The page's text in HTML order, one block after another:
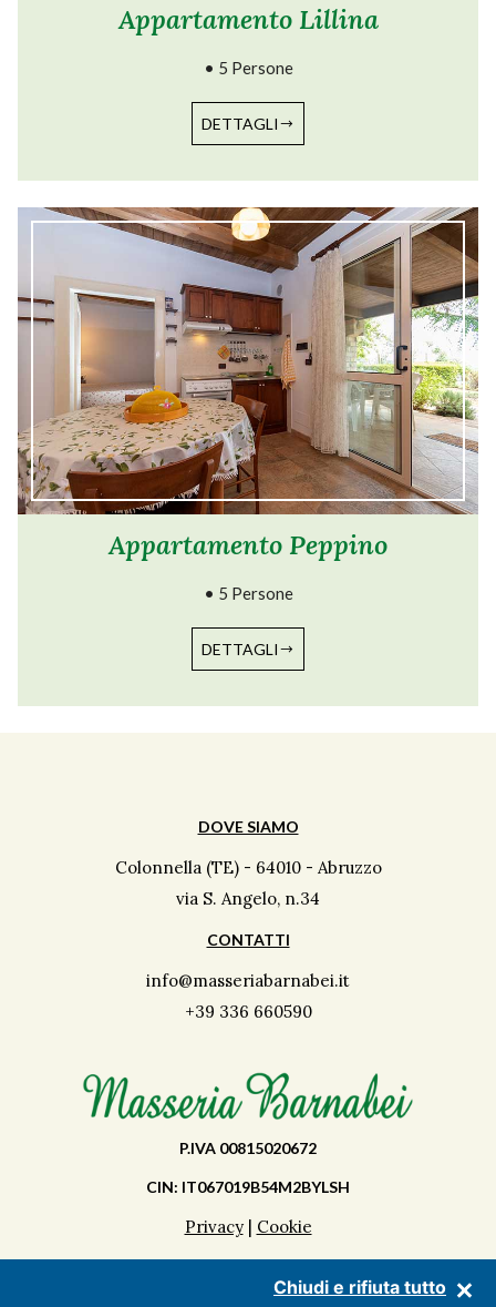
Chiudi e rifiuta tutto
Appartamento Lillina
• 5 Persone
DETTAGLI
Appartamento Peppino
• 5 Persone
DETTAGLI
DOVE SIAMO
Colonnella (TE) - 64010 - Abruzzo
via S. Angelo, n.34
CONTATTI
info@masseriabarnabei.it
+39 336 660590
P.IVA 00815020672
CIN: IT067019B54M2BYLSH
Privacy| Cookie